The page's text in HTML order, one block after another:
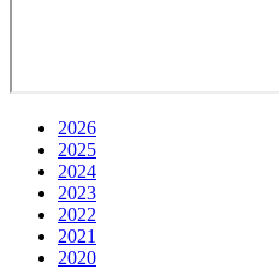
2026
2025
2024
2023
2022
2021
2020